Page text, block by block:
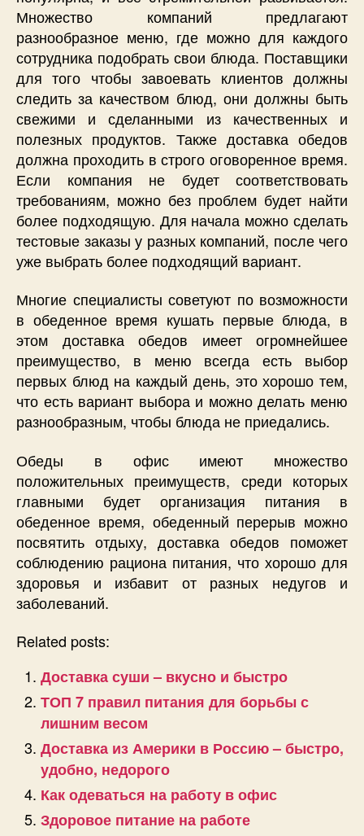
Множество компаний предлагают
разнообразное меню, где можно для каждого
сотрудника подобрать свои блюда. Поставщики
для того чтобы завоевать клиентов должны
следить за качеством блюд, они должны быть
свежими и сделанными из качественных и
полезных продуктов. Также доставка обедов
должна проходить в строго оговоренное время.
Если компания не будет соответствовать
требованиям, можно без проблем будет найти
более подходящую. Для начала можно сделать
тестовые заказы у разных компаний, после чего
уже выбрать более подходящий вариант.
Многие специалисты советуют по возможности
в обеденное время кушать первые блюда, в
этом доставка обедов имеет огромнейшее
преимущество, в меню всегда есть выбор
первых блюд на каждый день, это хорошо тем,
что есть вариант выбора и можно делать меню
разнообразным, чтобы блюда не приедались.
Обеды в офис имеют множество
положительных преимуществ, среди которых
главными будет организация питания в
обеденное время, обеденный перерыв можно
посвятить отдыху, доставка обедов поможет
соблюдению рациона питания, что хорошо для
здоровья и избавит от разных недугов и
заболеваний.
Related posts:
Доставка суши – вкусно и быстро
ТОП 7 правил питания для борьбы с
лишним весом
Доставка из Америки в Россию – быстро,
удобно, недорого
Как одеваться на работу в офис
Здоровое питание на работе